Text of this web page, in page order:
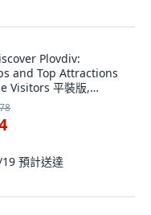
Plovdiv:
and Top Attractions
Visitors 平裝版,
Published, 英文
預計送達